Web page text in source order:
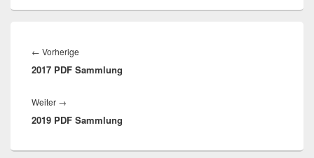
← Vorherige
Beitrag:
2017 PDF Sammlung
Weiter →
Beitrag:
2019 PDF Sammlung